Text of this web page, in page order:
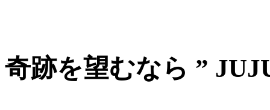
奇跡を望むなら ”